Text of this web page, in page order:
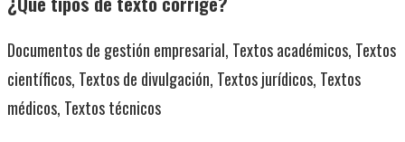
Documentos de gestión empresarial, Textos académicos, Textos
científicos, Textos de divulgación, Textos jurídicos, Textos
médicos, Textos técnicos